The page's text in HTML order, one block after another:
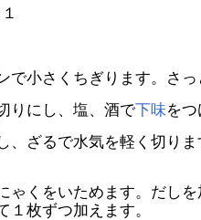
で小さくちぎります。さ
りにし、塩、酒で下味を
、ざるで水気を軽く切り
ゃくをいためます。だし
１枚ずつ加えます。